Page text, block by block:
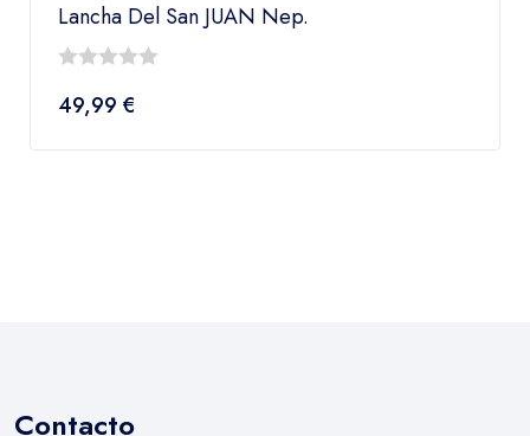
Lancha Del San JUAN Nep.
fuera
49,99 €
Contacto